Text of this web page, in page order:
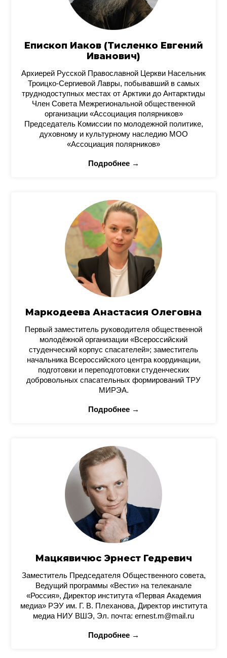
Епископ Иаков (Тисленко Евгений
Иванович)
Архиерей Русской Православной Церкви Насельник
Троицко-Сергиевой Лавры, побывавший в самых
труднодоступных местах от Арктики до Антарктиды
Член Совета Межрегиональной общественной
организации «Ассоциация полярников»
Председатель Комиссии по молодежной политике,
духовному и культурному наследию МОО
«Ассоциация полярников»
Подробнее →
Маркодеева Анастасия Олеговна
Первый заместитель руководителя общественной
молодёжной организации «Всероссийский
студенческий корпус спасателей»; заместитель
начальника Всероссийского центра координации,
подготовки и переподготовки студенческих
добровольных спасательных формирований ТРУ
МИРЭА.
Подробнее →
Мацкявичюс Эрнест Гедревич
Заместитель Председателя Общественного совета,
Ведущий программы «Вести» на телеканале
«Россия», Директор института «Первая Академия
медиа» РЭУ им. Г. В. Плеханова, Директор института
медиа НИУ ВШЭ, Эл. почта: ernest.m@mail.ru
Подробнее →